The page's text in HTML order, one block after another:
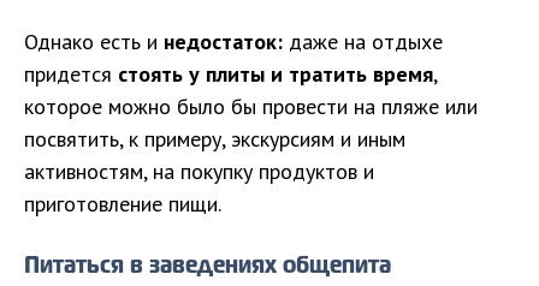
Однако есть и недостаток: даже на отдыхе
придется стоять у плиты и тратить время,
которое можно было бы провести на пляже или
посвятить, к примеру, экскурсиям и иным
активностям, на покупку продуктов и
приготовление пищи.
Питаться в заведениях общепита